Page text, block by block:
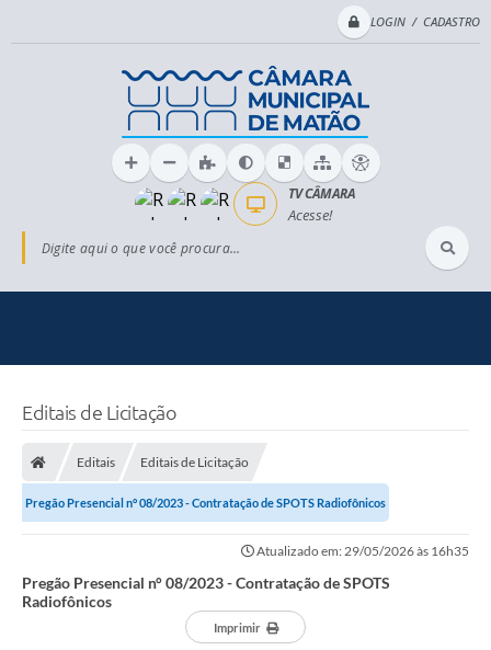
LOGIN / CADASTRO
Digite aqui o que você procura...
TV CÂMARA
Acesse!
Editais de Licitação
Editais Editais de Licitação
Pregão Presencial n° 08/2023 - Contratação de SPOTS Radiofônicos
Atualizado em: 29/05/2026 às 16h35
Pregão Presencial n° 08/2023 - Contratação de SPOTS
Radiofônicos
Imprimir